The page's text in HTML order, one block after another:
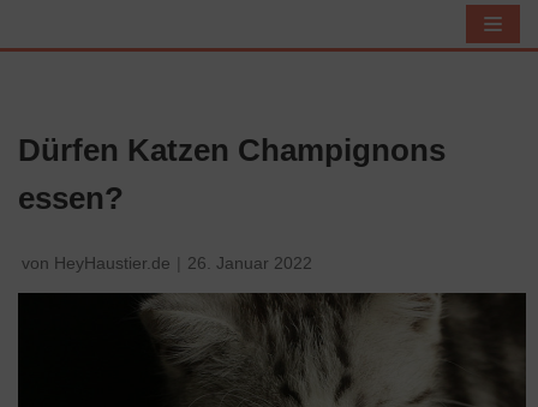
n
h
l
t
Dürfen Katzen Champignons
essen?
von HeyHaustier.de 26. Januar 2022